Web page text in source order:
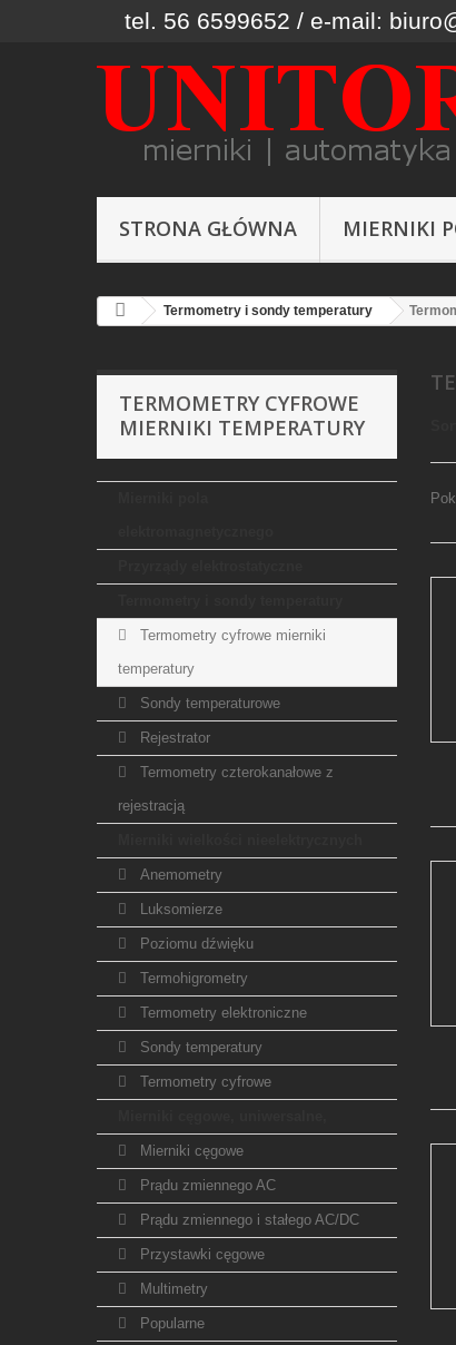
tel. 56 6599652 / e-mail:
STRONA GŁÓWNA MIERNIKI
Termometry i sondy temperatury
TERMOMETRY CYFROWE
MIERNIKI TEMPERATURY
Termometry cyfrowe mierniki
temperatury
Sondy temperaturowe
Rejestrator
Termometry czterokanałowe z
rejestracją
Anemometry
Luksomierze
Poziomu dźwięku
Termohigrometry
Termometry elektroniczne
Sondy temperatury
Termometry cyfrowe
Mierniki cęgowe
Prądu zmiennego AC
Prądu zmiennego i stałego AC/DC
Przystawki cęgowe
Multimetry
Popularne